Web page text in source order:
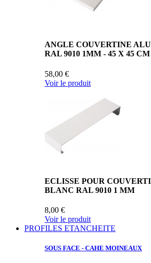
ANGLE COUVERTINE
RAL 9010 1MM - 45 X 45 CM
58,00 €
Voir le produit
ECLISSE POUR
BLANC RAL 9010 1 MM
8,00 €
Voir le produit
PROFILES ETANCHEITE
SOUS FACE - CAHE MOINEAUX